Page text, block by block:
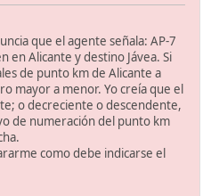
que el agente señala: AP-7
en Alicante y destino Jávea. Si
de punto km de Alicante a
mayor a menor. Yo creía que el
o decreciente o descendente,
de numeración del punto km
como debe indicarse el